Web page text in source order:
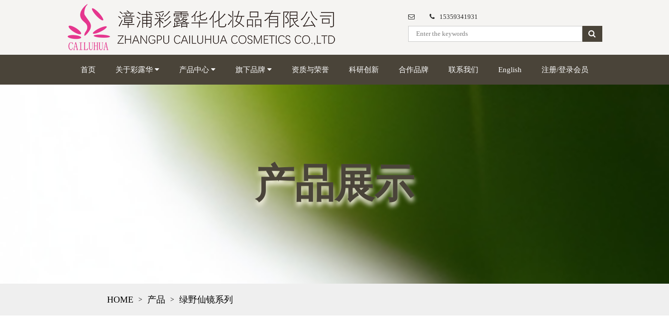
15359341931
首页 关于彩露华 产品中心 旗下品牌 资质与荣誉 科研创新 合作品牌 联系我们 English 注册/登录会员
产品展示
HOME > 产品 > 绿野仙镜系列